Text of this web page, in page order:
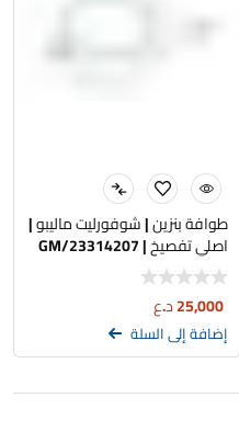
طوافة بنزين | شوفورليت ماليبو |
اصلي تفصيخ | 23314207/GM
25,000د.ع
إضافة إلى السلة